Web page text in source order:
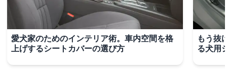
愛犬家のためのインテリア術。車内空間を格
上げするシートカバーの選び方
もう抜
る犬用